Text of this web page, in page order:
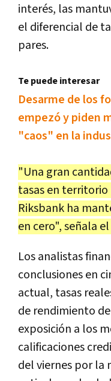
interés, las
el diferencial de
pares.
Te puede interesar
Desarme de los
empezó y piden
"caos" en la
"Una gran
tasas en
Riksbank ha
en cero", señala
Los analistas
conclusiones en
actual, tasas
de rendimiento
exposición a los
calificaciones
del viernes por la